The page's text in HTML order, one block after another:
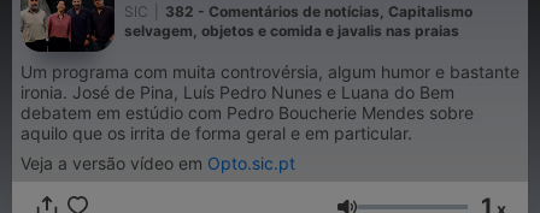
SIC
382 - Comentários de notícias, Capitalismo
selvagem, objetos e comida e javalis nas praias
Um programa com muita controvérsia, algum humor e bastante
ironia. José de Pina, Luís Pedro Nunes e Luana do Bem
debatem em estúdio com Pedro Boucherie Mendes sobre
aquilo que os irrita de forma geral e em particular.
Veja a versão vídeo em Opto.sic.pt
1 x